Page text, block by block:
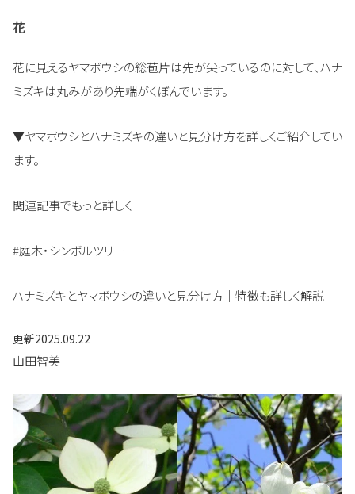
花
花に見えるヤマボウシの総苞片は先が尖っているのに対して、ハナ
ミズキは丸みがあり先端がくぼんでいます。
▼ヤマボウシとハナミズキの違いと見分け方を詳しくご紹介してい
ます。
関連記事でもっと詳しく
#庭木・シンボルツリー
ハナミズキとヤマボウシの違いと見分け方｜特徴も詳しく解説
更新2025.09.22
山田智美